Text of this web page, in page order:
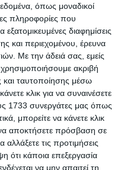
όπως μοναδικοί
πληροφορίες που
διαφημίσεις
και περιεχομένου, έρευνα
Με την άδειά σας, εμείς
χρησιμοποιήσουμε ακριβή
και ταυτοποίησης μέσω
κλικ για να συναινέσετε
1733 συνεργάτες μας όπως
μπορείτε να κάνετε κλικ
να αποκτήσετε πρόσβαση σε
τις προτιμήσεις
ότι κάποια επεξεργασία
να μην απαιτεί τη
Περφορατέρ Leitz Wow
Metallic λευκό 5008 30σελ.
Διαθέσιμο
20,90€